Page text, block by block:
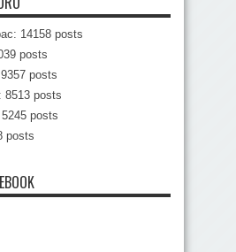
14158 posts
posts
posts
8513 posts
posts
posts